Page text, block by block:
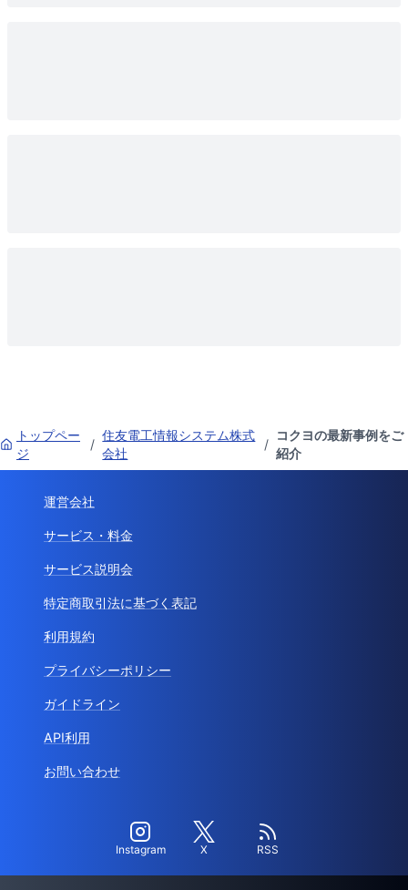
トップペー
ジ
/
住友電工情報システム株式
会社
/
コクヨの最新事例をご
紹介
運営会社
サービス・料金
サービス説明会
特定商取引法に基づく表記
利用規約
プライバシーポリシー
ガイドライン
API利用
お問い合わせ
Instagram X RSS